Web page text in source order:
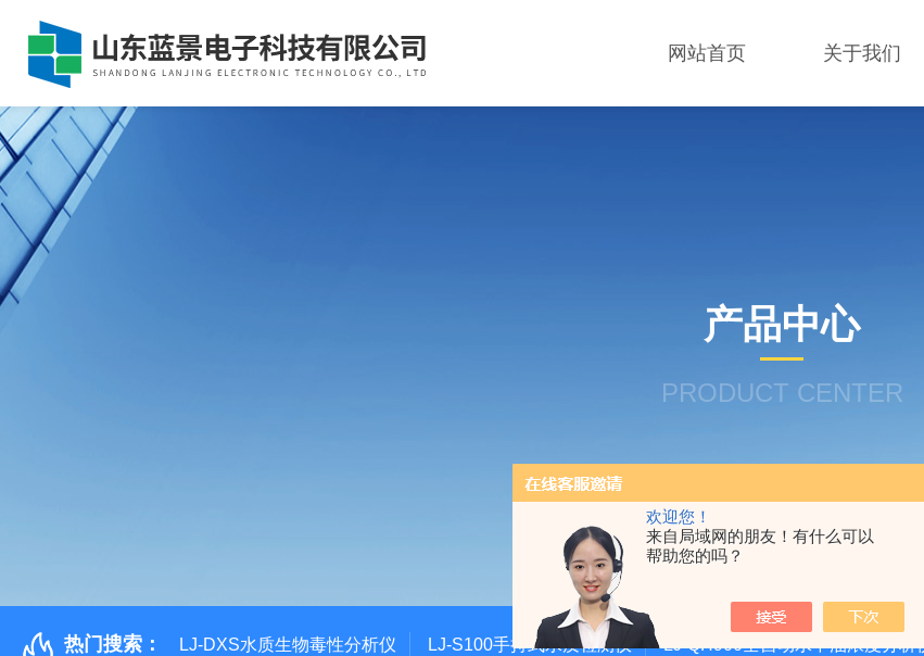
欢迎您！
来自局域网的朋友！有什么可以
帮助您的吗？
网站首页 关于我们
产品中心
PRODUCT CENTER
热门搜索： LJ-DXS水质生物毒性分析仪 LJ-S100手持式水质检测仪 LJ-QH900全自动水中油浓度分析